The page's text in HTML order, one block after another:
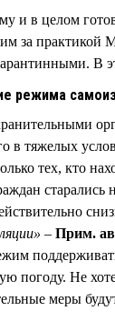
и в целом
за практикой
В
режима
в тяжелых
тех, кто
– Прим.
погоду. Не
меры